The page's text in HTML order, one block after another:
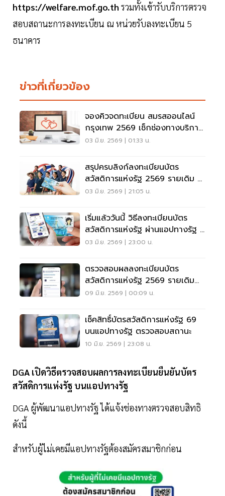
https://welfare.mof.go.th รวมทั้งเข้ารับบริการตรวจ
สอบสถานะการลงทะเบียน ณ หน่วยรับลงทะเบียน 5
ธนาคาร
ข่าวที่เกี่ยวข้อง
จองคิวจดทะเบียน สมรสออนไลน์
กรุงเทพ 2569 เช็กช่องทางบริการ
ดูที่นี่
03 มิ.ย. 2569 | 01:33 น.
สรุปครบลิงก์ลงทะเบียนบัตร
สวัสดิการแห่งรัฐ 2569 รายเดิม –
รายใหม่ ต้องทำอย่างไรบ้าง
03 มิ.ย. 2569 | 21:05 น.
เริ่มแล้ววันนี้ วิธีลงทะเบียนบัตร
สวัสดิการแห่งรัฐ ผ่านแอปทางรัฐ –
เป๋าตัง
03 มิ.ย. 2569 | 23:00 น.
ตรวจสอบผลลงทะเบียนบัตร
สวัสดิการแห่งรัฐ 2569 รายเดิม
บนแอปทางรัฐ เช็คที่นี่
09 มิ.ย. 2569 | 00:09 น.
เช็คสิทธิ์บัตรสวัสดิการแห่งรัฐ 69
บนแอปทางรัฐ ตรวจสอบสถานะ
10 มิ.ย. 2569 | 23:08 น.
DGA เปิดวิธีตรวจสอบผลการลงทะเบียนยืนยันบัตร
สวัสดิการแห่งรัฐ บนแอปทางรัฐ
DGA ผู้พัฒนาแอปทางรัฐ ได้แจ้งช่องทางตรวจสอบสิทธิ
ดังนี้
สำหรับผู้ไม่เคยมีแอปทางรัฐต้องสมัครสมาชิกก่อน